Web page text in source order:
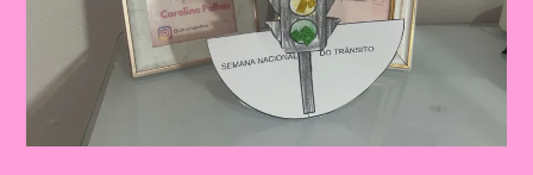
E
Ensino
Fundamental